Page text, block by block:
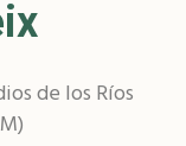
de los Ríos